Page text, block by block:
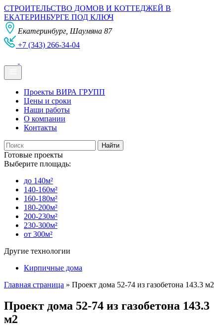
СТРОИТЕЛЬСТВО ДОМОВ И КОТТЕДЖЕЙ В
ЕКАТЕРИНБУРГЕ ПОД КЛЮЧ
Екатеринбург, Шаумяна 87
+7 (343) 266-34-04
Проекты ВИРА ГРУПП
Цены и сроки
Наши работы
О компании
Контакты
Готовые проекты
Выберите площадь:
до 140м²
140-160м²
160-180м²
180-200м²
200-230м²
230-300м²
от 300м²
Другие технологии
Кирпичные дома
Главная страница » Проект дома 52-74 из газобетона 143.3 м2
Проект дома 52-74 из газобетона 143.3
м2